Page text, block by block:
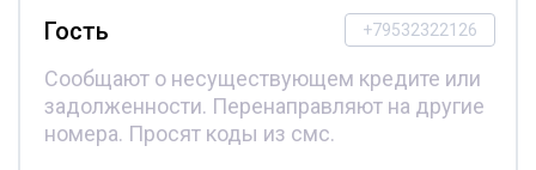
+79532322126
Гость
Сообщают о несуществующем кредите или
задолженности. Перенаправляют на другие
номера. Просят коды из смс.